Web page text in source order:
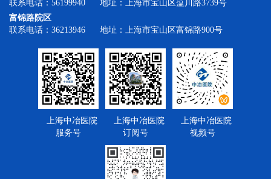
联系电话：56199940 地址：上海市宝山区蕰川路3739号
富锦路院区
联系电话：36213946 地址：上海市宝山区富锦路900号
上海中冶医院
服务号
上海中冶医院
订阅号
上海中冶医院
视频号